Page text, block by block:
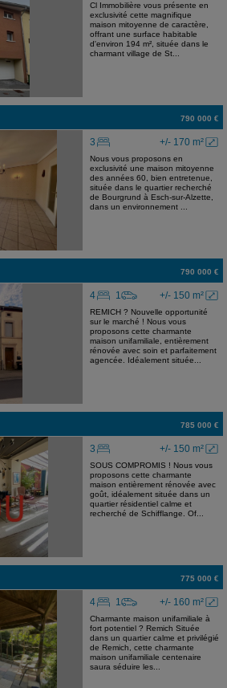
Cl Immobilière vous présente en
exclusivité cette magnifique
maison mitoyenne de caractère,
offrant une surface habitable
d'environ 194 m², située dans le
charmant village de St...
790 000 €
+/- 170 m²
3
Nous vous proposons en
exclusivité une maison mitoyenne
des années 60, bien entretenue,
située dans le quartier recherché
de Bourgrund à Esch-sur-Alzette,
dans un environnement ...
790 000 €
+/- 150 m²
4 1
REMICH ? Nouvelle opportunité
sur le marché ! Nous vous
proposons cette charmante
maison unifamiliale, entièrement
rénovée avec soin et parfaitement
agencée. Idéalement située...
785 000 €
+/- 150 m²
3
SOUS COMPROMIS ! Nous vous
proposons cette charmante
maison entièrement rénovée avec
goût, idéalement située dans un
quartier résidentiel calme et
recherché de Schifflange. Of...
775 000 €
+/- 160 m²
4 1
Charmante maison unifamiliale à
fort potentiel ? Remich Située
dans un quartier calme et privilégié
de Remich, cette charmante
maison unifamiliale centenaire
saura séduire les...